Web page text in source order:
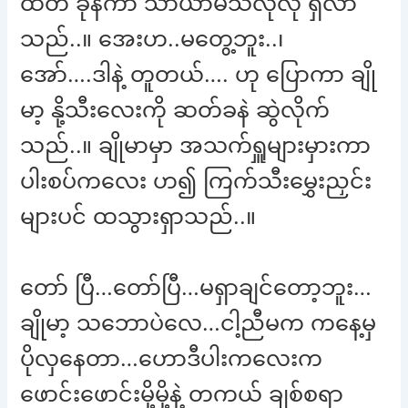
သည်..။ အေးဟ..မတွေ့ဘူး..၊
အော်….ဒါနဲ့ တူတယ်…. ဟု ပြောကာ ချို
မာ့ နို့သီးလေးကို ဆတ်ခနဲ ဆွဲလိုက်
သည်..။ ချိုမာမှာ အသက်ရှူများမှားကာ
ပါးစပ်ကလေး ဟ၍ ကြက်သီးမွှေးညှင်း
များပင် ထသွားရှာသည်..။
တော် ပြီ…တော်ပြီ…မရှာချင်တော့ဘူး…
ချိုမာ့ သဘောပဲလေ…ငါ့ညီမက ကနေ့မှ
ပိုလှနေတာ…ဟောဒီပါးကလေးက
ဖောင်းဖောင်းမို့မို့နဲ့ တကယ် ချစ်စရာ